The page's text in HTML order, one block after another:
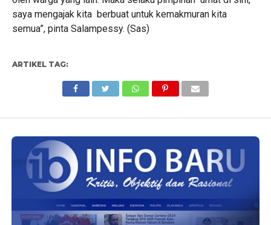
saya mengajak kita berbuat untuk kemakmuran kita
semua”, pinta Salampessy. (Sas)
ARTIKEL TAG: